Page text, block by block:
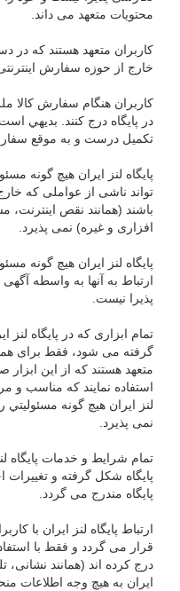
محتويات متعهد می داند.
كاربران متعهد هستند که در
خارج از حوزه سفارش اینترنتی
كاربران هنگام سفارش كالا
در پایگاه درج کنند. بديهي
تکمیل درست و به موقع
پایگاه لنز ایران هيچ گونه
تواند ناشى از عواملی که
باشند (همانند نقص
افزاری و غيره) نمی پذیرد.
پایگاه لنز ایران هيچ گونه
ارتباط به آنها به واسطه
پذیرا نیست.
تمام ابزاری که در پایگاه لنز
گرفته می شود، فقط برای
متعهد هستند که از اين ابزار
استفاده نمایند که مناسب و
لنز ایران هيچ گونه مسئوليتي
نمی پذیرد.
تمام شرایط و خدمات پایگاه
پایگاه شکل گرفته و تغییرات
پایگاه مندرج می گردد.
قرار می گردد و فقط با
درج کرده اند (همانند نشانی،
ایران به هیچ وجه اطلاعات